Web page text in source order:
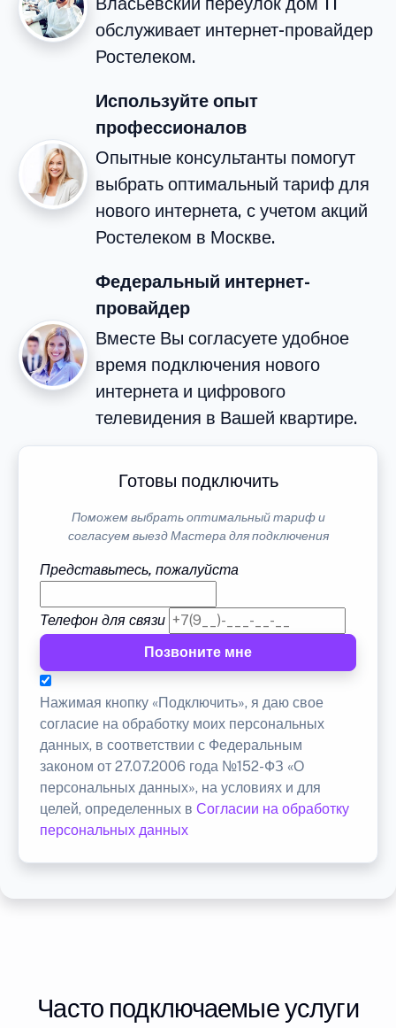
обслуживает интернет-провайдер
Ростелеком.
Используйте опыт
профессионалов
Опытные консультанты помогут
выбрать оптимальный тариф для
нового интернета, с учетом акций
Ростелеком в Москве.
Федеральный интернет-
провайдер
Вместе Вы согласуете удобное
время подключения нового
интернета и цифрового
телевидения в Вашей квартире.
Готовы подключить
Поможем выбрать оптимальный тариф и
согласуем выезд Мастера для подключения
Представьтесь, пожалуйста
Телефон для связи
Позвоните мне
Нажимая кнопку «Подключить», я даю свое
согласие на обработку моих персональных
данных, в соответствии с Федеральным
законом от 27.07.2006 года №152-ФЗ «О
персональных данных», на условиях и для
целей, определенных в Согласии на обработку
персональных данных
Часто подключаемые услуги